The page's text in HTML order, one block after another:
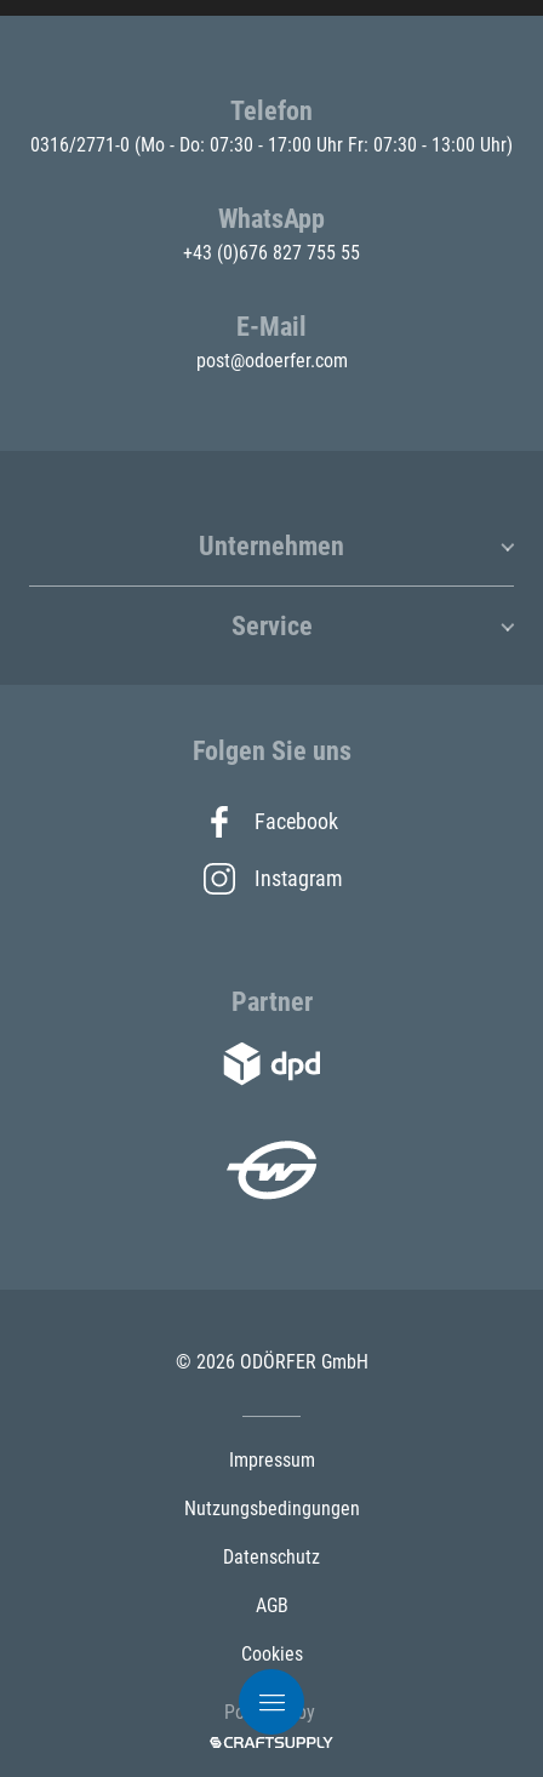
Telefon
0316/2771-0 (Mo - Do: 07:30 - 17:00 Uhr Fr: 07:30 - 13:00 Uhr)
WhatsApp
+43 (0)676 827 755 55
E-Mail
post@odoerfer.com
Unternehmen
Service
Folgen Sie uns
Facebook
Instagram
Partner
© 2026 ODÖRFER GmbH
Impressum
Nutzungsbedingungen
Datenschutz
AGB
Cookies
Powered by